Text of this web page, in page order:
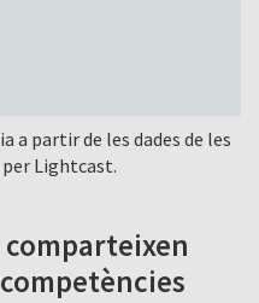
a partir de les dades de les
Lightcast.
comparteixen